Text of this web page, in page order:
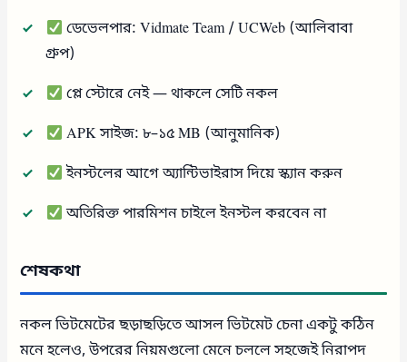
ডেভেলপার: Vidmate Team / UCWeb (আলিবাবা
গ্রুপ)
প্লে স্টোরে নেই — থাকলে সেটি নকল
APK সাইজ: ৮–১৫ MB (আনুমানিক)
ইনস্টলের আগে অ্যান্টিভাইরাস দিয়ে স্ক্যান করুন
অতিরিক্ত পারমিশন চাইলে ইনস্টল করবেন না
শেষকথা
নকল ভিটমেটের ছড়াছড়িতে আসল ভিটমেট চেনা একটু কঠিন
মনে হলেও, উপরের নিয়মগুলো মেনে চললে সহজেই নিরাপদ